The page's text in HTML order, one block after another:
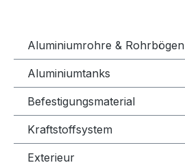
Aluminiumrohre & Rohrbögen
Aluminiumtanks
Befestigungsmaterial
Kraftstoffsystem
Exterieur